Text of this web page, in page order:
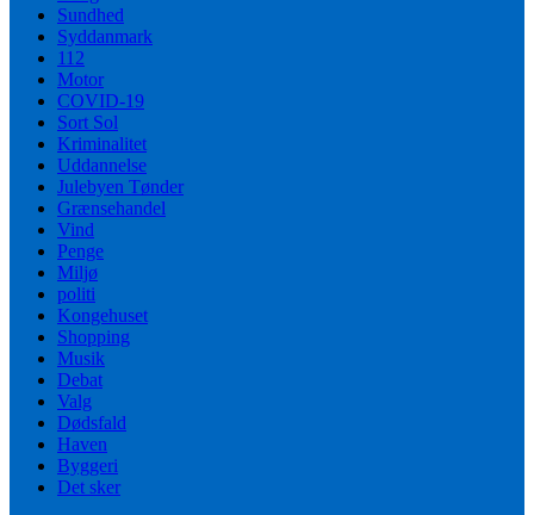
Sundhed
Syddanmark
112
Motor
COVID-19
Sort Sol
Kriminalitet
Uddannelse
Julebyen Tønder
Grænsehandel
Vind
Penge
Miljø
politi
Kongehuset
Shopping
Musik
Debat
Valg
Dødsfald
Haven
Byggeri
Det sker